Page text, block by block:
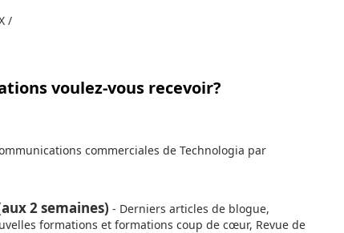
/
voulez-vous recevoir?
commerciales de Technologia par
2 semaines) - Derniers articles de blogue,
formations et formations coup de cœur, Revue de